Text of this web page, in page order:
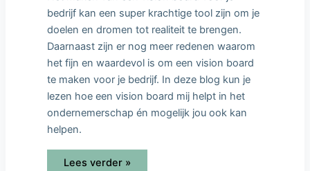
bedrijf kan een super krachtige tool zijn om je
doelen en dromen tot realiteit te brengen.
Daarnaast zijn er nog meer redenen waarom
het fijn en waardevol is om een vision board
te maken voor je bedrijf. In deze blog kun je
lezen hoe een vision board mij helpt in het
ondernemerschap én mogelijk jou ook kan
helpen.
Lees verder »